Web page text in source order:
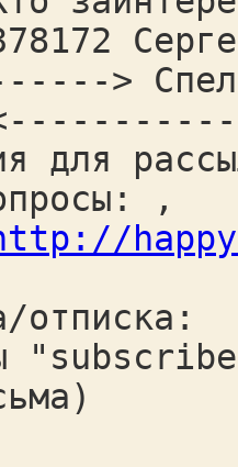
>
для
,
отписка: